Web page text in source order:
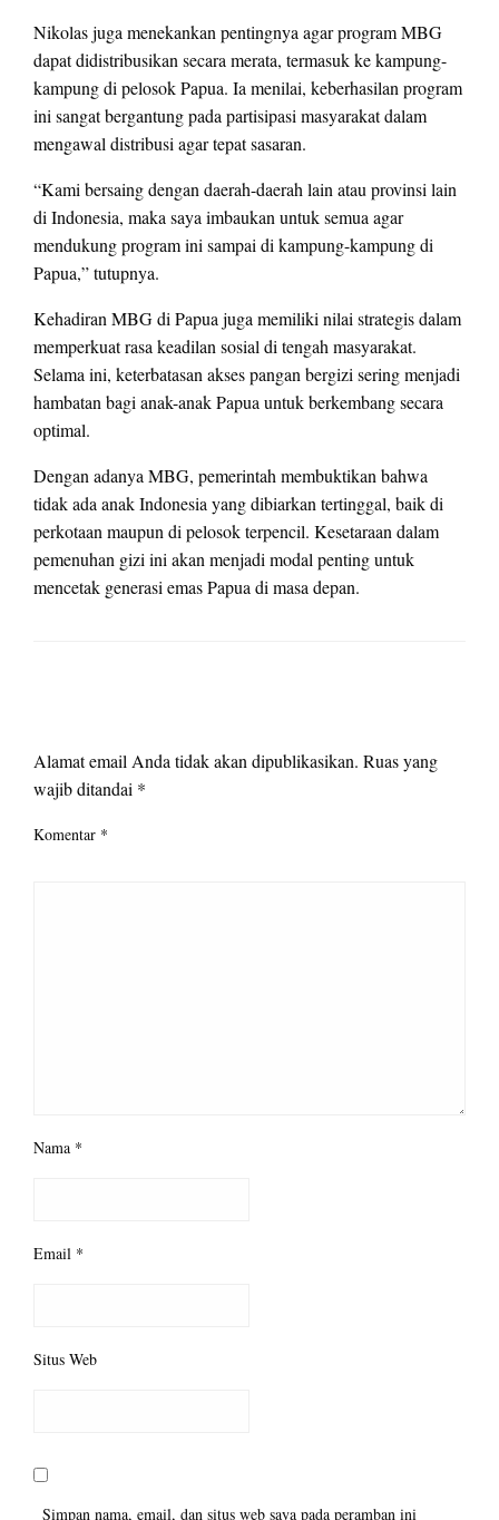
Nikolas juga menekankan pentingnya agar program MBG
dapat didistribusikan secara merata, termasuk ke kampung-
kampung di pelosok Papua. Ia menilai, keberhasilan program
ini sangat bergantung pada partisipasi masyarakat dalam
mengawal distribusi agar tepat sasaran.
“Kami bersaing dengan daerah-daerah lain atau provinsi lain
di Indonesia, maka saya imbaukan untuk semua agar
mendukung program ini sampai di kampung-kampung di
Papua,” tutupnya.
Kehadiran MBG di Papua juga memiliki nilai strategis dalam
memperkuat rasa keadilan sosial di tengah masyarakat.
Selama ini, keterbatasan akses pangan bergizi sering menjadi
hambatan bagi anak-anak Papua untuk berkembang secara
optimal.
Dengan adanya MBG, pemerintah membuktikan bahwa
tidak ada anak Indonesia yang dibiarkan tertinggal, baik di
perkotaan maupun di pelosok terpencil. Kesetaraan dalam
pemenuhan gizi ini akan menjadi modal penting untuk
mencetak generasi emas Papua di masa depan.
Alamat email Anda tidak akan dipublikasikan. Ruas yang
wajib ditandai *
Komentar *
Nama *
Email *
Situs Web
Simpan nama, email, dan situs web saya pada peramban ini